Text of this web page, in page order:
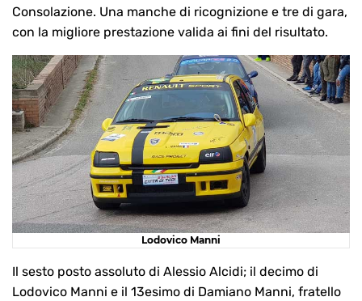
Consolazione. Una manche di ricognizione e tre di gara,
con la migliore prestazione valida ai fini del risultato.
Lodovico Manni
Il sesto posto assoluto di Alessio Alcidi; il decimo di
Lodovico Manni e il 13esimo di Damiano Manni, fratello